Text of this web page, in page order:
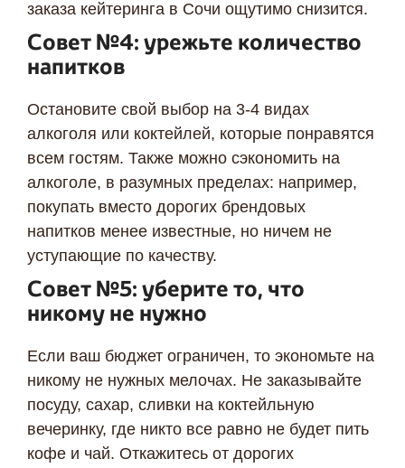
заказа кейтеринга в Сочи ощутимо снизится.
Совет №4: урежьте количество
напитков
Остановите свой выбор на 3-4 видах
алкоголя или коктейлей, которые понравятся
всем гостям. Также можно сэкономить на
алкоголе, в разумных пределах: например,
покупать вместо дорогих брендовых
напитков менее известные, но ничем не
уступающие по качеству.
Совет №5: уберите то, что
никому не нужно
Если ваш бюджет ограничен, то экономьте на
никому не нужных мелочах. Не заказывайте
посуду, сахар, сливки на коктейльную
вечеринку, где никто все равно не будет пить
кофе и чай. Откажитесь от дорогих